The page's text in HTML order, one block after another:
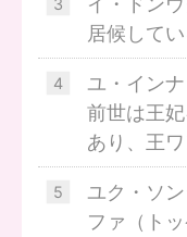
居候して
ユ・イン
前世は王
あり、王ワ
ユク・ソ
ファ（ト